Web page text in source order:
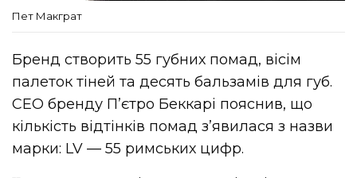
Пет Макграт
Бренд створить 55 губних помад, вісім
палеток тіней та десять бальзамів для губ.
CEO бренду П’єтро Беккарі пояснив, що
кількість відтінків помад з’явилася з назви
марки: LV — 55 римських цифр.